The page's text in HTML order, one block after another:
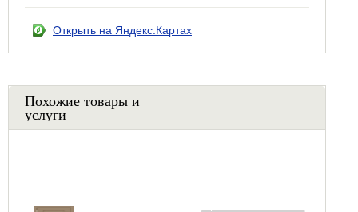
Открыть на Яндекс.Картах
Похожие товары и
услуги